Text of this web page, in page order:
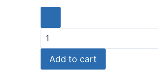
Add to cart